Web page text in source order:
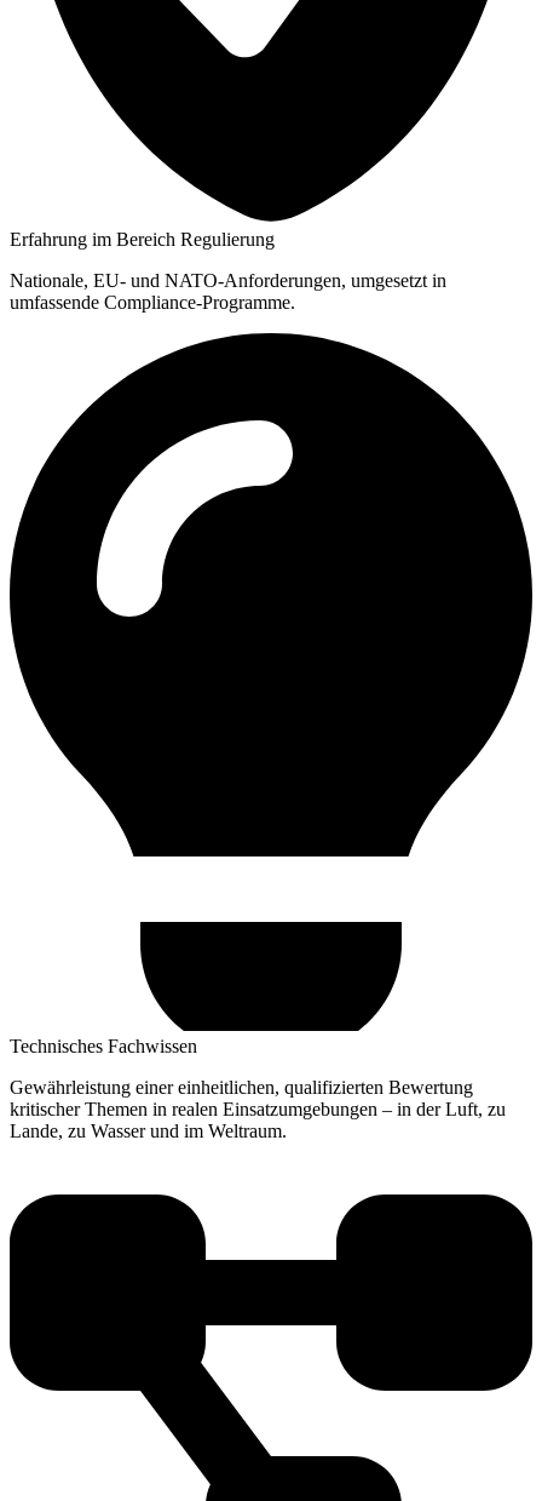
Erfahrung im Bereich Regulierung
Nationale, EU- und NATO-Anforderungen, umgesetzt in
umfassende Compliance-Programme.
Technisches Fachwissen
Gewährleistung einer einheitlichen, qualifizierten Bewertung
kritischer Themen in realen Einsatzumgebungen – in der Luft, zu
Lande, zu Wasser und im Weltraum.